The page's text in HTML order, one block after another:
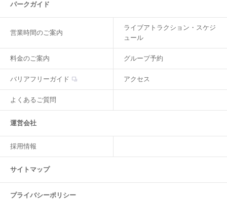
パークガイド
営業時間のご案内
ライブアトラクション・スケジ
ュール
料金のご案内 グループ予約
バリアフリーガイド アクセス
よくあるご質問
運営会社
採用情報
サイトマップ
プライバシーポリシー